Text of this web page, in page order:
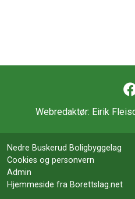
Webredaktør: Eirik
Nedre Buskerud Boligbyggelag
Cookies og personvern
Admin
Hjemmeside fra Borettslag.net